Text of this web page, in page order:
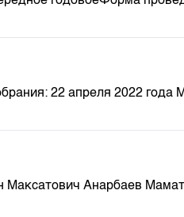
22 апреля 2022 года
Анарбаев